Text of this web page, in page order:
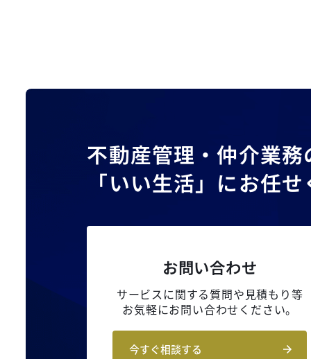
不動産管理・仲介業務
「いい生活」にお任
お問い合わせ
サービスに関する質問や見積もり等
お気軽にお問い合わせください。
今すぐ相談する